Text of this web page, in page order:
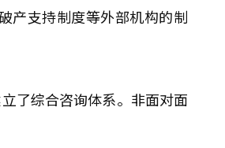
产支持制度等外部机构的制
了综合咨询体系。非面对面